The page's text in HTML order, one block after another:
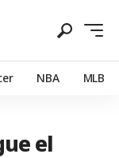
NBA MLB
el